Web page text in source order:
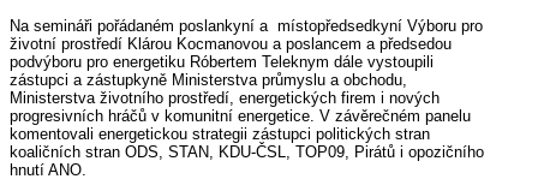
Na semináři pořádaném poslankyní a místopředsedkyní Výboru pro
životní prostředí Klárou Kocmanovou a poslancem a předsedou
podvýboru pro energetiku Róbertem Teleknym dále vystoupili
zástupci a zástupkyně Ministerstva průmyslu a obchodu,
Ministerstva životního prostředí, energetických firem i nových
progresivních hráčů v komunitní energetice. V závěrečném panelu
komentovali energetickou strategii zástupci politických stran
koaličních stran ODS, STAN, KDU-ČSL, TOP09, Pirátů i opozičního
hnutí ANO.